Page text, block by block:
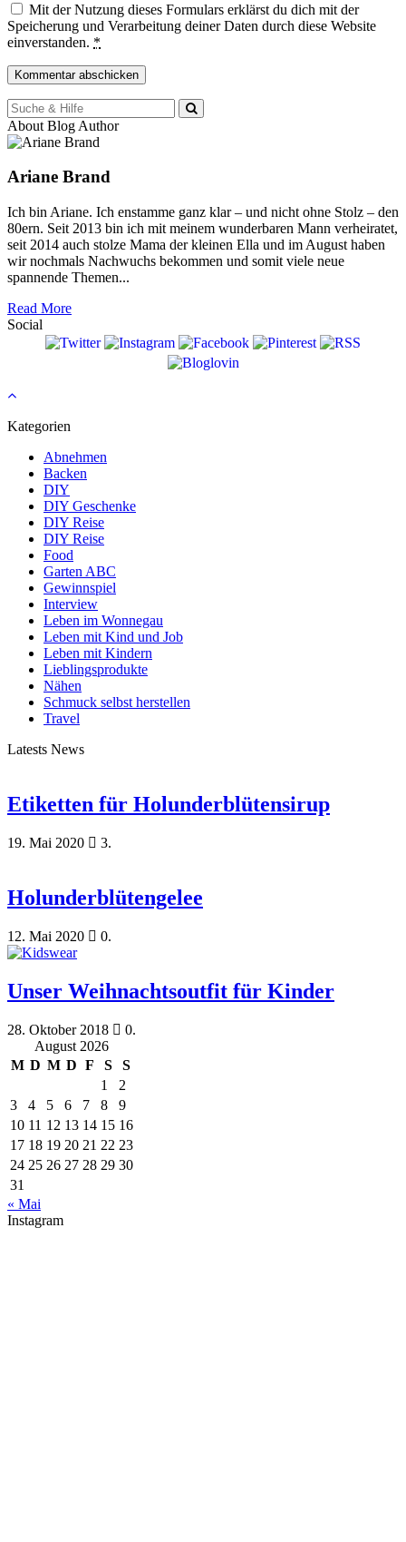
Mit der Nutzung dieses Formulars erklärst du dich mit der
Speicherung und Verarbeitung deiner Daten durch diese Website
einverstanden. *
Suche
für:
About Blog Author
Ariane Brand
Ich bin Ariane. Ich enstamme ganz klar – und nicht ohne Stolz – den
80ern. Seit 2013 bin ich mit meinem wunderbaren Mann verheiratet,
seit 2014 auch stolze Mama der kleinen Ella und im August haben
wir nochmals Nachwuchs bekommen und somit viele neue
spannende Themen...
Read More
Social
Kategorien
Abnehmen
Backen
DIY
DIY Geschenke
DIY Reise
DIY Reise
Food
Garten ABC
Gewinnspiel
Interview
Leben im Wonnegau
Leben mit Kind und Job
Leben mit Kindern
Lieblingsprodukte
Nähen
Schmuck selbst herstellen
Travel
Latests News
Etiketten für Holunderblütensirup
19. Mai 2020 3.
Holunderblütengelee
12. Mai 2020 0.
Unser Weihnachtsoutfit für Kinder
28. Oktober 2018
0.
August 2026
M D M D F S
S
1
2
3
4 5 6 7 8
9
10 11 12 13 14 15 16
17 18 19 20 21 22 23
24 25 26 27 28 29 30
31
« Mai
Instagram